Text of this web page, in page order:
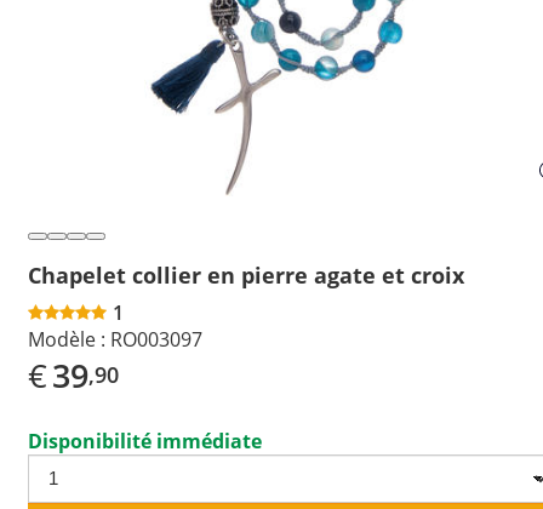
Chapelet collier en pierre agate et croix
1
Modèle : RO003097
€39,90
Disponibilité immédiate